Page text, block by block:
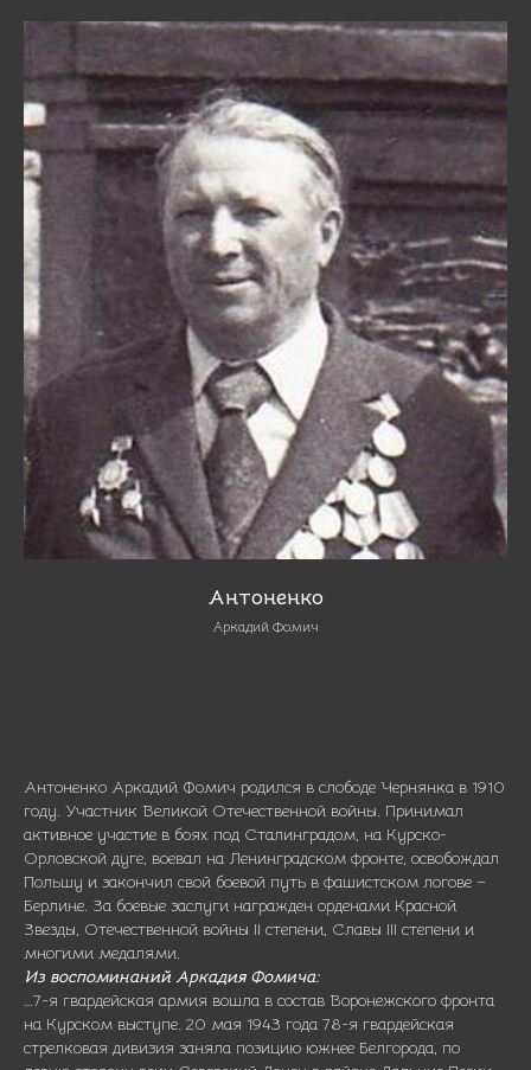
Антоненко
Аркадий Фомич
Антоненко Аркадий Фомич родился в слободе Чернянка в 1910
году. Участник Великой Отечественной войны. Принимал
активное участие в боях под Сталинградом, на Курско-
Орловской дуге, воевал на Ленинградском фронте, освобождал
Польшу и закончил свой боевой путь в фашистском логове –
Берлине. За боевые заслуги награжден орденами Красной
Звезды, Отечественной войны II степени, Славы III степени и
многими медалями.
Из воспоминаний Аркадия Фомича:
…7-я гвардейская армия вошла в состав Воронежского фронта
на Курском выступе. 20 мая 1943 года 78-я гвардейская
стрелковая дивизия заняла позицию южнее Белгорода, по